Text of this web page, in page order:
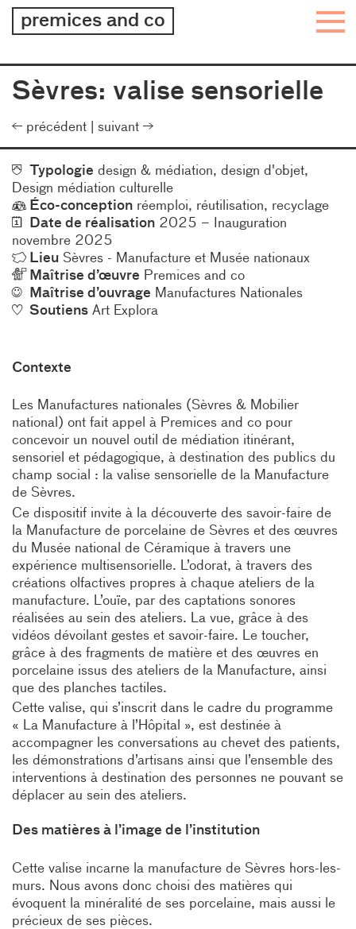
premices and coarchitecture
–
graphisme
Sèvres: valise sensorielle
précédent suivant
Caractéristiques
Typologie design & médiation design d'objet
Design médiation culturelle
Éco-conception réemploi réutilisation recyclage
Date de réalisation 2025 – Inauguration
novembre 2025
Lieu Sèvres - Manufacture et Musée nationaux
Maîtrise d’œuvre Premices and co
Maîtrise d’ouvrage Manufactures Nationales
Soutiens Art Explora
Contexte
Les Manufactures nationales (Sèvres & Mobilier
national) ont fait appel à Premices and co pour
concevoir un nouvel outil de médiation itinérant,
sensoriel et pédagogique, à destination des publics du
champ social : la valise sensorielle de la Manufacture
de Sèvres.
Ce dispositif invite à la découverte des savoir-faire de
la Manufacture de porcelaine de Sèvres et des œuvres
du Musée national de Céramique à travers une
expérience multisensorielle. L’odorat, à travers des
créations olfactives propres à chaque ateliers de la
manufacture. L’ouïe, par des captations sonores
réalisées au sein des ateliers. La vue, grâce à des
vidéos dévoilant gestes et savoir-faire. Le toucher,
grâce à des fragments de matière et des œuvres en
porcelaine issus des ateliers de la Manufacture, ainsi
que des planches tactiles.
Cette valise, qui s’inscrit dans le cadre du programme
« La Manufacture à l’Hôpital », est destinée à
accompagner les conversations au chevet des patients,
les démonstrations d’artisans ainsi que l’ensemble des
interventions à destination des personnes ne pouvant se
déplacer au sein des ateliers.
Des matières à l’image de l’institution
Cette valise incarne la manufacture de Sèvres hors-les-
murs. Nous avons donc choisi des matières qui
évoquent la minéralité de ses porcelaine, mais aussi le
précieux de ses pièces.